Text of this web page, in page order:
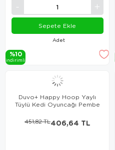
Adet
Sepete Ekle
%10
i̇ndi̇ri̇mli̇
Duvo+ Happy Hoop Yaylı
Tüylü Kedi Oyuncağı Pembe
406,64 TL
451,82 TL